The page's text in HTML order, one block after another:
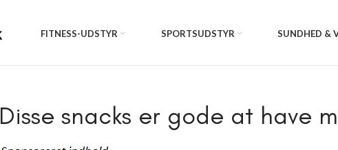
FITNESS-UDSTYR SPORTSUDSTYR SUNDHED &
Disse snacks er gode at have